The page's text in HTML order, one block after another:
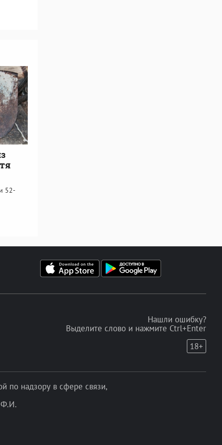
52-
Нашли ошибку?
Выделите слово и нажмите Ctrl+Enter
18+
по надзору в сфере связи,
Ф.И.